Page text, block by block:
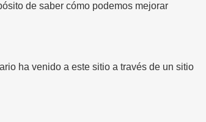
de saber cómo podemos mejorar
ha venido a este sitio a través de un sitio